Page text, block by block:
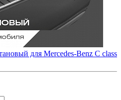
для Mercedes-Benz C class